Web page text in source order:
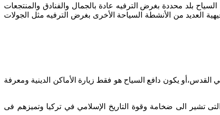
بلد محددة بغرض الترفيه عادة بالجمال والفنادق والمنتجعات
العديد من الأنشطة السياحة الأخرى بغرض الترفيه مثل الجولات
يكون دافع السياح هو فقط زيارة الأماكن الدينية ومعرفة
تشير الى ضخامة وقوة التاريخ الإسلامي في تركيا وتميزهم فى